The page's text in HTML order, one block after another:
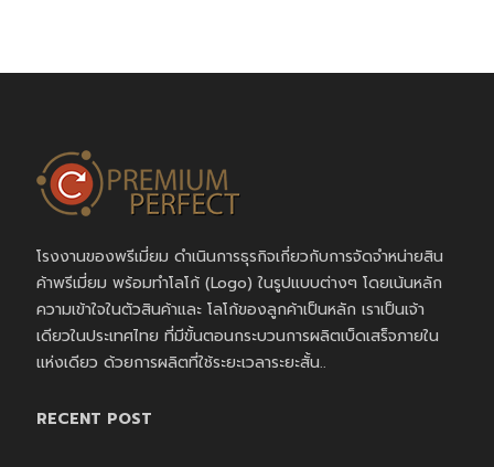
โรงงานของพรีเมี่ยม ดำเนินการธุรกิจเกี่ยวกับการจัดจำหน่ายสิน
ค้าพรีเมี่ยม พร้อมทำโลโก้ (Logo) ในรูปแบบต่างๆ โดยเน้นหลัก
ความเข้าใจในตัวสินค้าและ โลโก้ของลูกค้าเป็นหลัก เราเป็นเจ้า
เดียวในประเทศไทย ที่มีขั้นตอนกระบวนการผลิตเบ็ดเสร็จภายใน
แห่งเดียว ด้วยการผลิตที่ใช้ระยะเวลาระยะสั้น..
RECENT POST